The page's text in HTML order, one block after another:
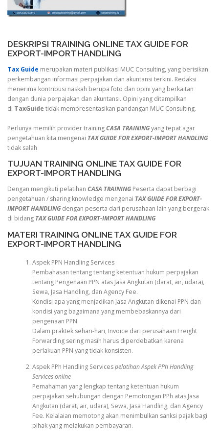
DESKRIPSI TRAINING ONLINE TAX GUIDE FOR
EXPORT-IMPORT HANDLING
Tax Guide merupakan materi publikasi MUC Consulting, yang berisikan
perkembangan informasi perpajakan dan akuntansi terkini. Redaksi
menerima kontribusi naskah berupa foto dan opini yang berkaitan
dengan dunia perpajakan dan akuntansi. Opini yang ditampilkan
di TaxGuide tidak mempresentasikan pandangan MUC Consulting.
Perlunya memilih provider trainingCASA TRAININGyang tepat agar
pengetahuan kita mengenai TAX GUIDE FOR EXPORT-IMPORT HANDLING
tidak salah
TUJUAN TRAINING ONLINE TAX GUIDE FOR
EXPORT-IMPORT HANDLING
Dengan mengikuti pelatihan CASA TRAINING Peserta dapat berbagi
pengetahuan / sharing knowledge mengenai TAX GUIDE FOR EXPORT-
IMPORT HANDLING dengan peserta dari perusahaan lain yang bergerak
di bidang TAX GUIDE FOR EXPORT-IMPORT HANDLING
MATERI TRAINING ONLINE TAX GUIDE FOR
EXPORT-IMPORT HANDLING
Aspek PPN Handling Services
Pembahasan tentang tentang ketentuan hukum perpajakan
tentang Pengenaan PPN atas Jasa Angkutan (darat, air, udara),
Sewa, Jasa Handling, dan Agency Fee.
Kondisi apa yang menjadikan Jasa Angkutan dikenai PPN dan
kondisi yang bagaimana yang membebaskannya dari
pengenaan PPN.
Dalam praktek sehari-hari, Invoice dari perusahaan Freight
Forwarding sering masih harus diperdebatkan karena
perlakuan PPN yang tidak konsisten.
Aspek PPh Handling Servicespelatihan Aspek PPh Handling
Services online
Pemahaman yang lengkap tentang ketentuan hukum
perpajakan sehubungan dengan Pemotongan PPh atas Jasa
Angkutan (darat, air, udara), Sewa, Jasa Handling, dan Agency
Fee. Kelalaian memotong akan menimbulkan sanksi pajak bagi
pihak yang melakukan pembayaran.